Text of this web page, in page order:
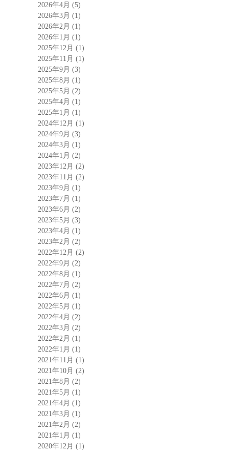
2026年4月 (5)
2026年3月 (1)
2026年2月 (1)
2026年1月 (1)
2025年12月 (1)
2025年11月 (1)
2025年9月 (3)
2025年8月 (1)
2025年5月 (2)
2025年4月 (1)
2025年1月 (1)
2024年12月 (1)
2024年9月 (3)
2024年3月 (1)
2024年1月 (2)
2023年12月 (2)
2023年11月 (2)
2023年9月 (1)
2023年7月 (1)
2023年6月 (2)
2023年5月 (3)
2023年4月 (1)
2023年2月 (2)
2022年12月 (2)
2022年9月 (2)
2022年8月 (1)
2022年7月 (2)
2022年6月 (1)
2022年5月 (1)
2022年4月 (2)
2022年3月 (2)
2022年2月 (1)
2022年1月 (1)
2021年11月 (1)
2021年10月 (2)
2021年8月 (2)
2021年5月 (1)
2021年4月 (1)
2021年3月 (1)
2021年2月 (2)
2021年1月 (1)
2020年12月 (1)